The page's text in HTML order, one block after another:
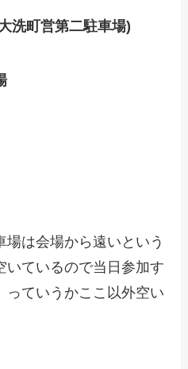
洗町営第二駐車場)
は会場から遠いという
いているので当日参加す
っていうかここ以外空い